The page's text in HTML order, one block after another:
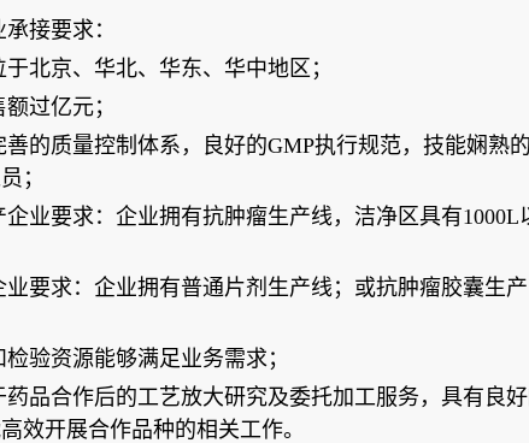
接要求：
北京、华北、华东、华中地区；
过亿元；
的质量控制体系，良好的GMP执行规范，技能娴熟的
；
业要求：企业拥有抗肿瘤生产线，洁净区具有1000L
要求：企业拥有普通片剂生产线；或抗肿瘤胶囊生产
验资源能够满足业务需求；
品合作后的工艺放大研究及委托加工服务，具有良
效开展合作品种的相关工作。